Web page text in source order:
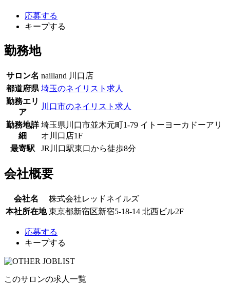
応募する
キープする
勤務地
サロン名 nailland 川口店
都道府県 埼玉のネイリスト求人
勤務エリ
ア
川口市のネイリスト求人
勤務地詳
細
埼玉県川口市並木元町1-79 イトーヨーカドーアリ
オ川口店1F
最寄駅
JR川口駅東口から徒歩8分
会社概要
会社名
株式会社レッドネイルズ
本社所在地 東京都新宿区新宿5-18-14 北西ビル2F
応募する
キープする
このサロンの求人一覧